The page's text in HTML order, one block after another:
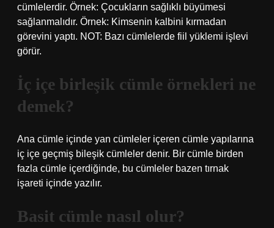
cümlelerdir. Örnek: Çocukların sağlıklı büyümesi
sağlanmalıdır. Örnek: Kimsenin kalbini kırmadan
görevini yaptı. NOT: Bazı cümlelerde fiil yüklemi işlevi
görür.
İç içe birleşik cümle örnekleri ne
demek?
Ana cümle içinde yan cümleler içeren cümle yapılarına
iç içe geçmiş bileşik cümleler denir. Bir cümle birden
fazla cümle içerdiğinde, bu cümleler bazen tırnak
işareti içinde yazılır.
Basit cümle nasıl olur?